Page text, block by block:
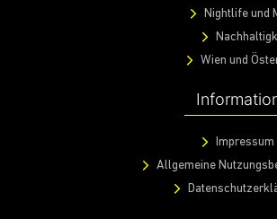
Nightlife und
Wien und
Impressum
Allgemeine